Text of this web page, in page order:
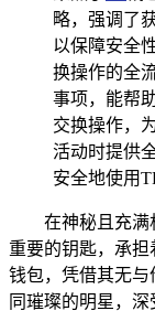
略，强调了
以保障安全
换操作的全
事项，能帮
交换操作，
活动时提供
安全地使用
在神秘且充满
重要的钥匙，承
钱包，凭借其无与
同璀璨的明星，